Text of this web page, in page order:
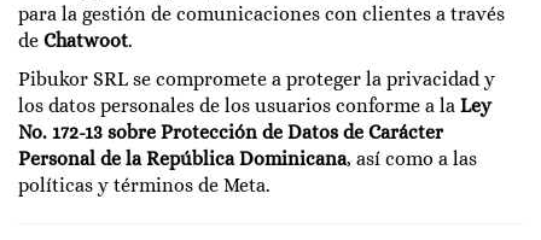
para la gestión de comunicaciones con clientes a través
de Chatwoot.
Pibukor SRL se compromete a proteger la privacidad y
los datos personales de los usuarios conforme a la Ley
No. 172-13 sobre Protección de Datos de Carácter
Personal de la República Dominicana, así como a las
políticas y términos de Meta.